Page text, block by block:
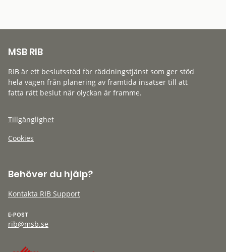
MSB RIB
RIB är ett beslutsstöd för räddningstjänst som ger stöd
hela vägen från planering av framtida insatser till att
fatta rätt beslut när olyckan är framme.
Tillgänglighet
Cookies
Behöver du hjälp?
Kontakta RIB Support
E-POST
rib@msb.se